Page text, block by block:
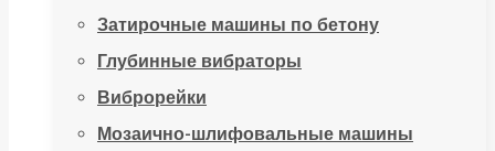
Затирочные машины по бетону
Глубинные вибраторы
Виброрейки
Мозаично-шлифовальные машины